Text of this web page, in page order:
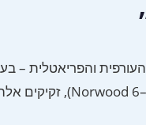
והפריאטלית –